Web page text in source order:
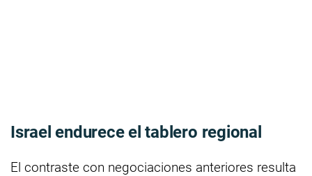
Israel endurece el tablero regional
El contraste con negociaciones anteriores resulta